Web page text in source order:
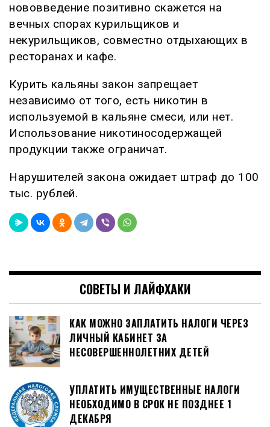
нововведение позитивно скажется на
вечных спорах курильщиков и
некурильщиков, совместно отдыхающих в
ресторанах и кафе.
Курить кальяны закон запрещает
независимо от того, есть никотин в
используемой в кальяне смеси, или нет.
Использование никотиносодержащей
продукции также ограничат.
Нарушителей закона ожидает штраф до 100
тыс. рублей.
СОВЕТЫ И ЛАЙФХАКИ
КАК МОЖНО ЗАПЛАТИТЬ НАЛОГИ ЧЕРЕЗ
ЛИЧНЫЙ КАБИНЕТ ЗА
НЕСОВЕРШЕННОЛЕТНИХ ДЕТЕЙ
УПЛАТИТЬ ИМУЩЕСТВЕННЫЕ НАЛОГИ
НЕОБХОДИМО В СРОК НЕ ПОЗДНЕЕ 1
ДЕКАБРЯ